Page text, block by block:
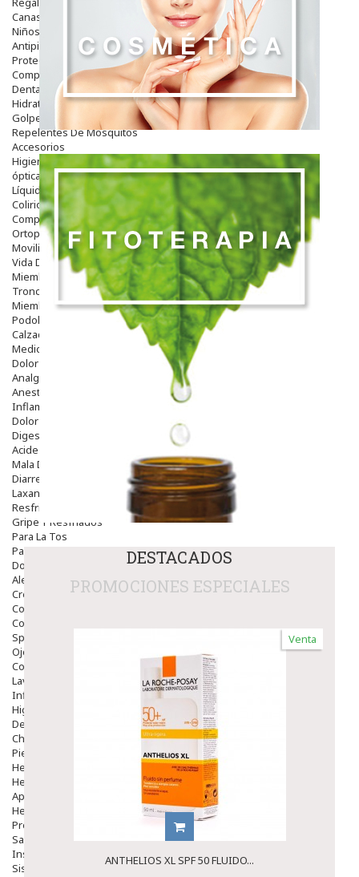
Canastilla
Niños
Antipiojos
Protección Solar
Complementos Alimentarios
Dentales
Hidratantes
Golpes Y Hematomas
Repelentes De Mosquitos
Accesorios
Higiene
óptica
Líquidos Lentillas
Colirios
Complementos Alimentarios.
Ortopedia - Accesorios
Movilidad
Vida Diaria
Miembro Superior
Tronco
Miembro Inferior
Podología
Calzado
Medicamentos
Dolor E Inflamación
Analgésicos
Anestésicos
Inflamación Articulaciones
Dolor Muscular / Articular
Digestivo
Acidez, Gases Y Ardores
Mala Digestion
Diarrea / Estreñimiento / Vómitos
Laxantes
Resfriados
Gripe Y Resfriados
Para La Tos
Para Descongestionar La Nariz
Dolor De Garganta
Alergias Y Picaduras
Cremas
Comprimidos
Colirios
Sprays
Ojos Y Oidos
Congestión
Lavado Ojos
Inflamación Del Oido (otitis)
Higiene Oido
Deshabituación Tabaquismo
Chicles
Piel
Herpes Y Hongos
Heridas Y úlceras
Aparato Genital
Hemorroides
Protectores Y Emolientes
Salud
Insomnio
Sistema Nervioso
DESTACADOS
PROMOCIONES ESPECIALES
Venta
ANTHELIOS XL SPF 50 FLUIDO...